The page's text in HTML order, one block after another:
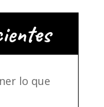
lo que